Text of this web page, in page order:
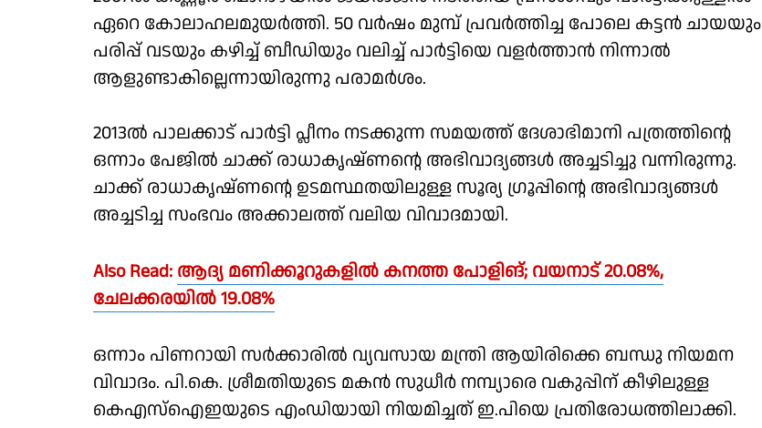
ഏറെ കോലാഹലമുയര്‍ത്തി. 50 വര്‍ഷം മുമ്പ് പ്രവര്‍ത്തിച്ച പോലെ കട്ടന്‍ ചായയും
പരിപ്പ് വടയും കഴിച്ച് ബീഡിയും വലിച്ച് പാര്‍ട്ടിയെ വളര്‍ത്താന്‍ നിന്നാല്‍
ആളുണ്ടാകില്ലെന്നായിരുന്നു പരാമര്‍ശം.
2013ല്‍ പാലക്കാട് പാര്‍ട്ടി പ്ലീനം നടക്കുന്ന സമയത്ത് ദേശാഭിമാനി പത്രത്തിന്റെ
ഒന്നാം പേജില്‍ ചാക്ക് രാധാകൃഷ്ണന്റെ അഭിവാദ്യങ്ങള്‍ അച്ചടിച്ചു വന്നിരുന്നു.
ചാക്ക് രാധാകൃഷ്ണന്റെ ഉടമസ്ഥതയിലുള്ള സൂര്യ ഗ്രൂപ്പിന്റെ അഭിവാദ്യങ്ങള്‍
അച്ചടിച്ച സംഭവം അക്കാലത്ത് വലിയ വിവാദമായി.
Also Read: ആദ്യ മണിക്കൂറുകളിൽ കനത്ത പോളിങ്; വയനാട് 20.08%,
ചേലക്കരയിൽ 19.08%
ഒന്നാം പിണറായി സര്‍ക്കാരില്‍ വ്യവസായ മന്ത്രി ആയിരിക്കെ ബന്ധു നിയമന
വിവാദം. പി.കെ. ശ്രീമതിയുടെ മകന്‍ സുധീര്‍ നമ്പ്യാരെ വകുപ്പിന് കീഴിലുള്ള
കെഎസ്‌ഐഇയുടെ എംഡിയായി നിയമിച്ചത് ഇ.പിയെ പ്രതിരോധത്തിലാക്കി.